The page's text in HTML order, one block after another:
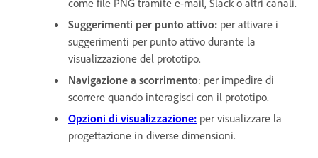
come file PNG tramite e-mail, Slack o altri canali.
Suggerimenti per punto attivo: per attivare i
suggerimenti per punto attivo durante la
visualizzazione del prototipo.
Navigazione a scorrimento: per impedire di
scorrere quando interagisci con il prototipo.
Opzioni di visualizzazione: per visualizzare la
progettazione in diverse dimensioni.